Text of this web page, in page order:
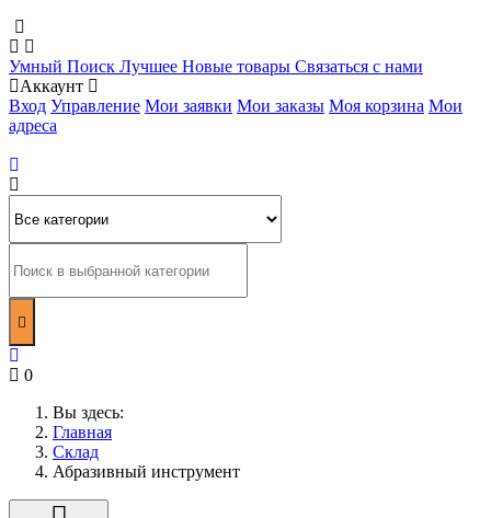
Умный Поиск Лучшее Новые товары Связаться с нами
Аккаунт
Вход Управление Мои заявки Мои заказы Моя корзина Мои
адреса
0
Вы здесь:
Главная
Склад
Абразивный инструмент